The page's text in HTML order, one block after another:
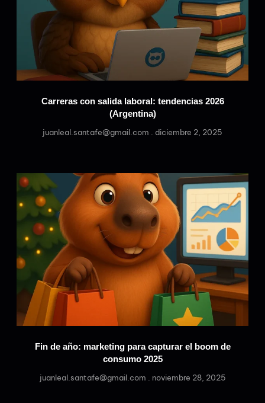
Carreras con salida laboral: tendencias 2026
(Argentina)
juanleal.santafe@gmail.com diciembre 2, 2025
Fin de año: marketing para capturar el boom de
consumo 2025
juanleal.santafe@gmail.com noviembre 28, 2025